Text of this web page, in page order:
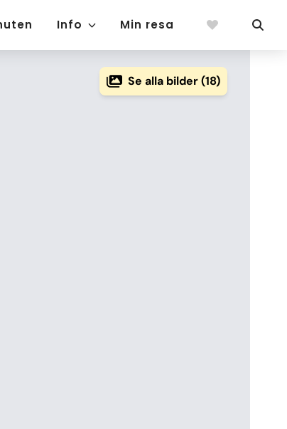
Info Min resa
Se alla bilder (18)